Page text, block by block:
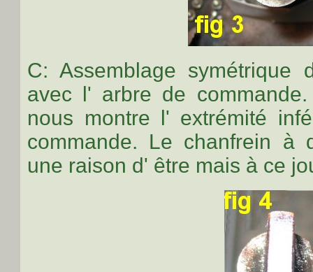
C: Assemblage
avec l' arbre de
nous montre l' extrémité
commande. Le chanfrein à
une raison d' être mais à ce